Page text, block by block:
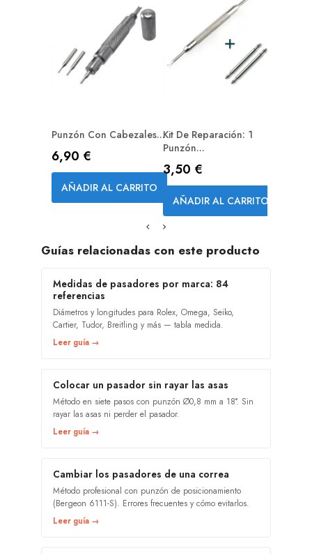
Punzón Con Cabezales...
Precio
6,90 €
AÑADIR AL CARRITO
Kit De Reparación: 1
Punzón...
Precio
3,50 €
AÑADIR AL CARRITO
Guías relacionadas con este producto
Medidas de pasadores por marca: 84
referencias
Diámetros y longitudes para Rolex, Omega, Seiko,
Cartier, Tudor, Breitling y más — tabla medida.
Leer guía →
Colocar un pasador sin rayar las asas
Método en siete pasos con punzón Ø0,8 mm a 18°. Sin
rayar las asas ni perder el pasador.
Leer guía →
Cambiar los pasadores de una correa
Método profesional con punzón de posicionamiento
(Bergeon 6111-S). Errores frecuentes y cómo evitarlos.
Leer guía →